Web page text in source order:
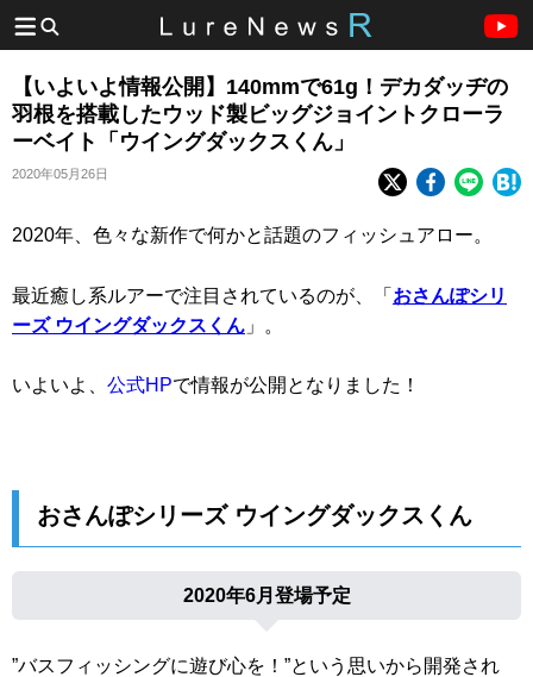
【いよいよ情報公開】140mmで61g！デカダッヂの
羽根を搭載したウッド製ビッグジョイントクローラ
ーベイト「ウイングダックスくん」
2020年05月26日
2020年、色々な新作で何かと話題のフィッシュアロー。
最近癒し系ルアーで注目されているのが、「 おさんぽシリ
ーズ ウイングダックスくん 」。
いよいよ、 公式HPで情報が公開となりました！
おさんぽシリーズ ウイングダックスくん
2020年6月登場予定
”バスフィッシングに遊び心を！”という思いから開発され